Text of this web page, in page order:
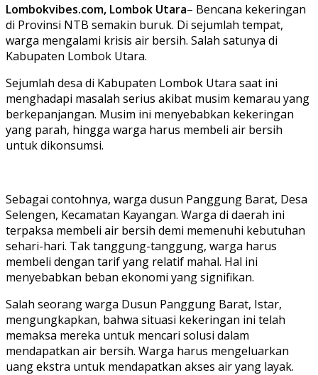
Lombokvibes.com, Lombok Utara– Bencana kekeringan
di Provinsi NTB semakin buruk. Di sejumlah tempat,
warga mengalami krisis air bersih. Salah satunya di
Kabupaten Lombok Utara.
Sejumlah desa di Kabupaten Lombok Utara saat ini
menghadapi masalah serius akibat musim kemarau yang
berkepanjangan. Musim ini menyebabkan kekeringan
yang parah, hingga warga harus membeli air bersih
untuk dikonsumsi.
Sebagai contohnya, warga dusun Panggung Barat, Desa
Selengen, Kecamatan Kayangan. Warga di daerah ini
terpaksa membeli air bersih demi memenuhi kebutuhan
sehari-hari. Tak tanggung-tanggung, warga harus
membeli dengan tarif yang relatif mahal. Hal ini
menyebabkan beban ekonomi yang signifikan.
Salah seorang warga Dusun Panggung Barat, Istar,
mengungkapkan, bahwa situasi kekeringan ini telah
memaksa mereka untuk mencari solusi dalam
mendapatkan air bersih. Warga harus mengeluarkan
uang ekstra untuk mendapatkan akses air yang layak.